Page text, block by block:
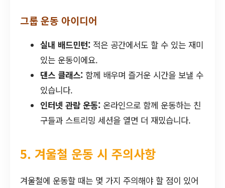
그룹 운동 아이디어
실내 배드민턴: 적은 공간에서도 할 수 있는 재미
있는 운동이에요.
댄스 클래스: 함께 배우며 즐거운 시간을 보낼 수
있습니다.
인터넷 관람 운동: 온라인으로 함께 운동하는 친
구들과 스트리밍 세션을 열면 더 재밌습니다.
5. 겨울철 운동 시 주의사항
겨울철에 운동할 때는 몇 가지 주의해야 할 점이 있어